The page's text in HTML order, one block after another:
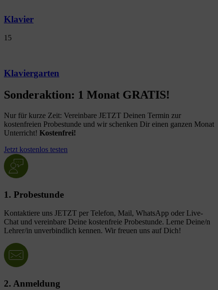
Klavier
15
Klaviergarten
Sonderaktion: 1 Monat GRATIS!
Nur für kurze Zeit: Vereinbare JETZT Deinen Termin zur
kostenfreien Probestunde und wir schenken Dir einen ganzen Monat
Unterricht! Kostenfrei!
Jetzt kostenlos testen
1. Probestunde
Kontaktiere uns JETZT per Telefon, Mail, WhatsApp oder Live-
Chat und vereinbare Deine kostenfreie Probestunde. Lerne Deine/n
Lehrer/in unverbindlich kennen. Wir freuen uns auf Dich!
2. Anmeldung